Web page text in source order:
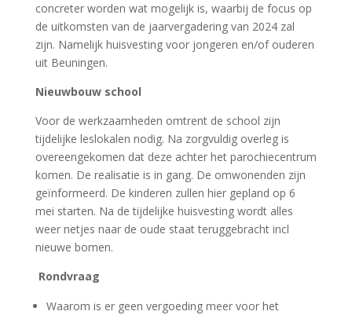
concreter worden wat mogelijk is, waarbij de focus op
de uitkomsten van de jaarvergadering van 2024 zal
zijn. Namelijk huisvesting voor jongeren en/of ouderen
uit Beuningen.
Nieuwbouw school
Voor de werkzaamheden omtrent de school zijn
tijdelijke leslokalen nodig. Na zorgvuldig overleg is
overeengekomen dat deze achter het parochiecentrum
komen. De realisatie is in gang. De omwonenden zijn
geïnformeerd. De kinderen zullen hier gepland op 6
mei starten. Na de tijdelijke huisvesting wordt alles
weer netjes naar de oude staat teruggebracht incl
nieuwe bomen.
Rondvraag
Waarom is er geen vergoeding meer voor het